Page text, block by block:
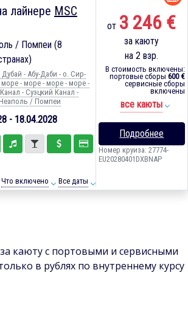
лайнере MSC
/ Помпеи (8
Дубай - Абу-Даби - о. Сир-
- море - море - море -
- Суэцкий Канал -
/ Помпеи
- 18.04.2028
Что включено Все даты
от 3 246 €
за каюту
на 2 взр.
В стоимость включены:
портовые сборы 600 €
сервисные сборы
включены
все каюты
Подробнее
Номер круиза: 27774-
EU20280401DXBNAP
каюту с портовыми и сервисными
в рублях по внутреннему курсу